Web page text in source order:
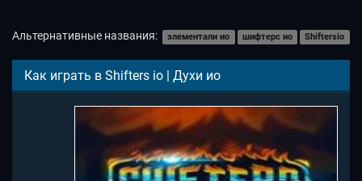
Альтернативные названия: элементали ио шифтерс ио Shiftersio
Как играть в Shifters io | Духи ио